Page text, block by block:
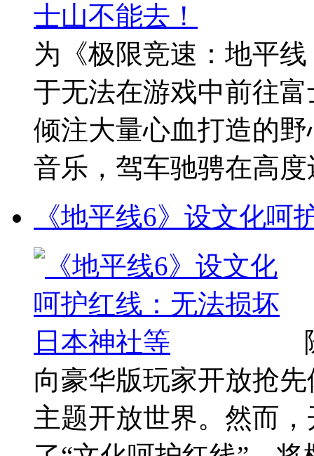
为《极限竞速：地平
于无法在游戏中前往
倾注大量心血打造的野
音乐，驾车驰骋在高度
《地平线6》设文化
向豪华版玩家开放抢
主题开放世界。然而